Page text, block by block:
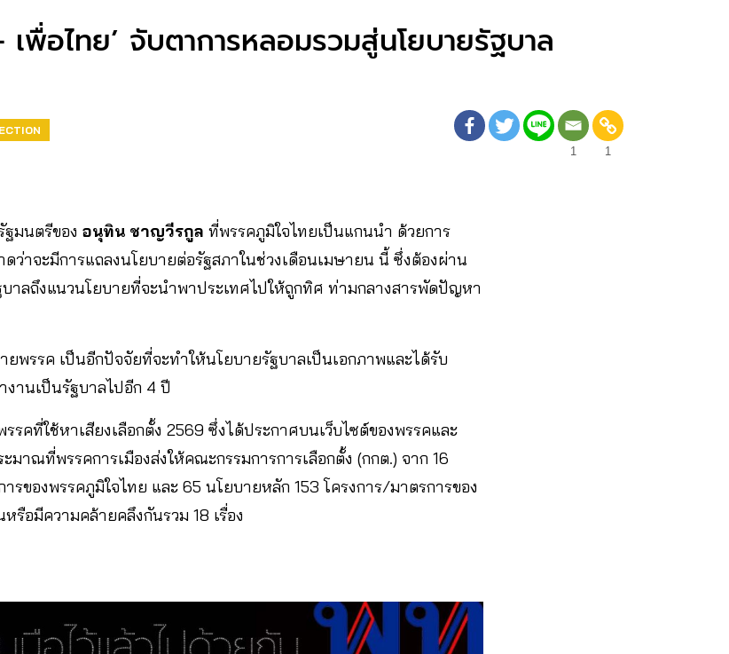
เพื่อไทย’ จับตาการหลอมรวมสู่นโยบายรัฐบาล
1
1
มนตรีของ อนุทิน ชาญวีรกูล ที่พรรคภูมิใจไทยเป็นแกนนำ ด้วยการ
ว่าจะมีการแถลงนโยบายต่อรัฐสภาในช่วงเดือนเมษายน นี้ ซึ่งต้องผ่าน
บาลถึงแนวนโยบายที่จะนำพาประเทศไปให้ถูกทิศ ท่ามกลางสารพัดปัญหา
ยพรรค เป็นอีกปัจจัยที่จะทำให้นโยบายรัฐบาลเป็นเอกภาพและได้รับ
งานเป็นรัฐบาลไปอีก 4 ปี
รคที่ใช้หาเสียงเลือกตั้ง 2569 ซึ่งได้ประกาศบนเว็บไซต์ของพรรคและ
มาณที่พรรคการเมืองส่งให้คณะกรรมการการเลือกตั้ง (กกต.) จาก 16
รของพรรคภูมิใจไทย และ 65 นโยบายหลัก 153 โครงการ/มาตรการของ
รือมีความคล้ายคลึงกันรวม 18 เรื่อง